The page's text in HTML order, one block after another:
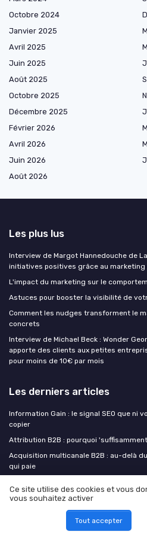
Octobre 2024
Janvier 2025
Avril 2025
Juin 2025
Août 2025
Octobre 2025
Décembre 2025
Février 2026
Avril 2026
Juin 2026
Août 2026
Les plus lus
Interview de Margot Hannedouche de
initiatives positives grâce au
L'impact du marketing sur le
Astuces pour booster la visibilité de
Comment les nudges transforment le
concrets
Interview de Michael Beck : Wonder
apporte des clients aux petites
pour moins de 10€ par mois
Les derniers articles
Information Gain : le signal SEO que ni
copier
Attribution B2B : pourquoi
Acquisition multicanale B2B : au-delà
qui paie
temps de formation des équipes
Formuler une single minded
contenu qui marque
Ce site utilise des cookies et vous
vous souhaitez activer
Tout accepter